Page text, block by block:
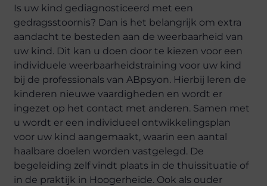
Is uw kind gediagnosticeerd met een
gedragsstoornis? Dan is het belangrijk om extra
aandacht te besteden aan de weerbaarheid van
uw kind. Dit kan u doen door te kiezen voor een
individuele weerbaarheidstraining voor uw kind
bij de professionals van ABpsyon. Hierbij leren de
kinderen nieuwe vaardigheden en wordt er
ingezet op het contact met anderen. Samen met
u wordt er een individueel ontwikkelingsplan
voor uw kind aangemaakt, waarin een aantal
haalbare doelen worden vastgelegd. De
begeleiding zelf vindt plaats in de thuissituatie of
in de praktijk in Hoogerheide. Ook als ouder